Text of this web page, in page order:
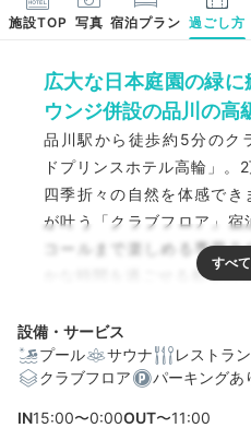
施設TOP 写真 宿泊プラン 過ごし方
広大な日本庭園の緑
ウンジ併設の品川の高
品川駅から徒歩約5分のク
ドプリンスホテル高輪」。
四季折々の自然を体感で
が叶う「クラブフロア」
コールまで楽しめる専用
かな時間を過ごせる都心の
編集部おすすめ
設備・サービス
プール
サウナ レストラン
クラブフロア
パーキングあ
IN15:00〜0:00OUT〜11:00